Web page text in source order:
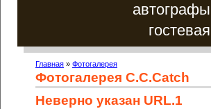
автографы
гостевая
Главная » Фотогалерея
Фотогалерея C.C.Catch
Неверно указан URL.1